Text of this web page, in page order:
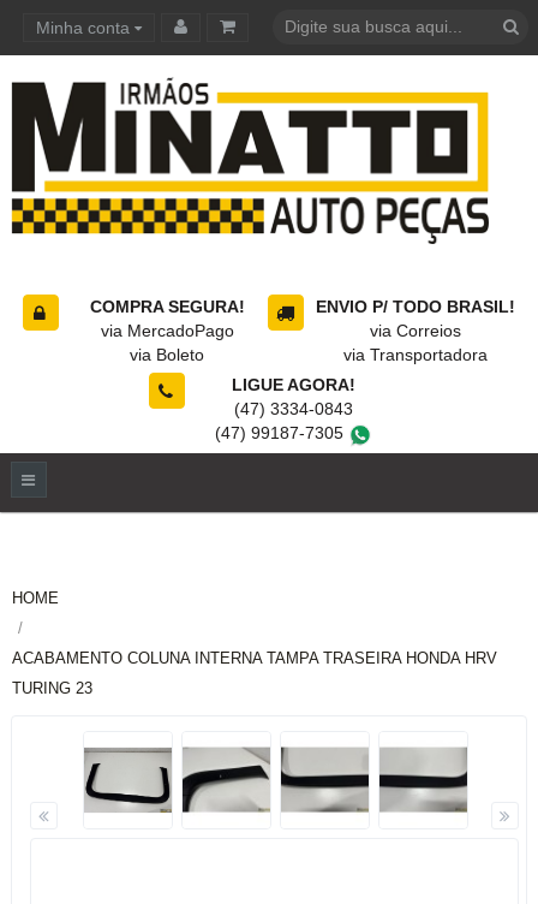
Minha conta
COMPRA SEGURA!
via MercadoPago
via Boleto
ENVIO P/ TODO BRASIL!
via Correios
via Transportadora
LIGUE AGORA!
(47) 3334-0843
(47) 99187-7305
HOME
ACABAMENTO COLUNA INTERNA TAMPA TRASEIRA HONDA HRV
TURING 23